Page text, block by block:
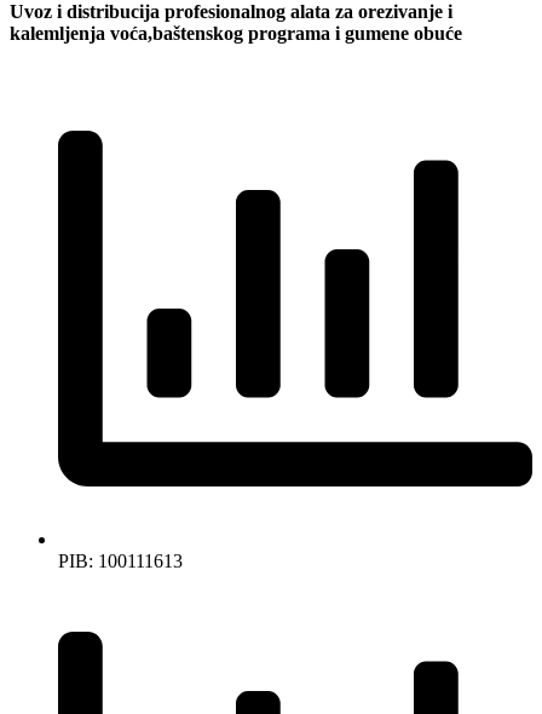
Uvoz i distribucija profesionalnog alata za orezivanje i
kalemljenja voća,baštenskog programa i gumene obuće
PIB: 100111613